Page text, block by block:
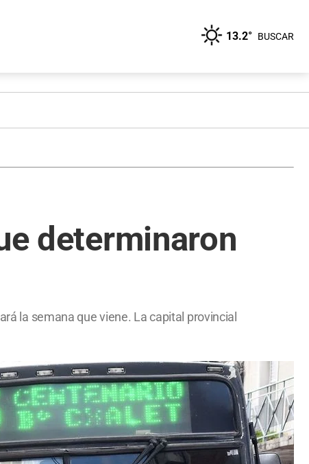
13.2° BUSCAR
determinaron
la semana que viene. La capital provincial